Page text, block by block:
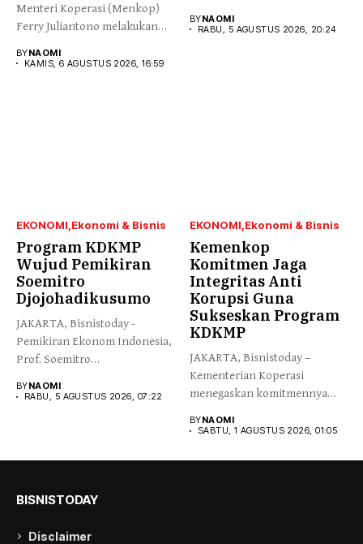
Menteri Koperasi (Menkop)
Ferry Juliantono melakukan
BYNAOMI
KAMIS, 6 AGUSTUS 2026, 16:59
BYNAOMI
RABU, 5 AGUSTUS 2026, 20:24
EKONOMI Ekonomi & Bisnis
Program KDKMP
Wujud Pemikiran
Soemitro
Djojohadikusumo
JAKARTA, Bisnistoday -
Pemikiran Ekonom Indonesia,
Prof. Soemitro
menegaskan kemerdekaan...
BYNAOMI
RABU, 5 AGUSTUS 2026, 07:22
EKONOMI Ekonomi & Bisnis
Kemenkop
Komitmen Jaga
Integritas Anti
Korupsi Guna
Sukseskan Program
KDKMP
JAKARTA, Bisnistoday –
Kementerian Koperasi
menegaskan komitmennya
kepercayaan publik...
BYNAOMI
SABTU, 1 AGUSTUS 2026, 01:05
BISNISTODAY
Disclaimer